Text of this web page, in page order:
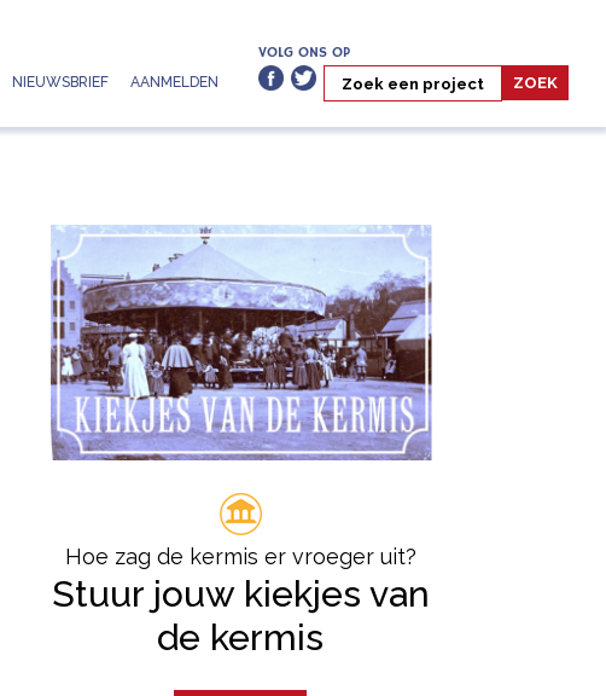
NIEUWSBRIEF AANMELDEN
VOLG ONS OP
Hoe zag de kermis er vroeger uit?
Stuur jouw kiekjes van
de kermis